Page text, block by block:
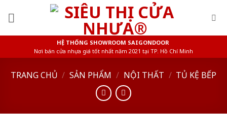
HỆ THỐNG SHOWROOM SAIGONDOOR
Nơi bán cửa nhựa giá tốt nhất năm 2021 tại TP. Hồ Chí Minh
TRANG CHỦ / SẢN PHẨM / NỘI THẤT / TỦ KỆ BẾP